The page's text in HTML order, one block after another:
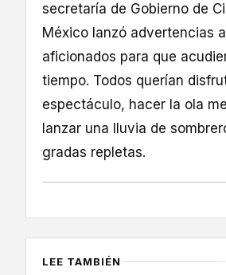
secretaría de Gobierno de
México lanzó advertencias
aficionados para que
tiempo. Todos querían
espectáculo, hacer la ola
lanzar una lluvia de
gradas repletas.
LEE TAMBIÉN